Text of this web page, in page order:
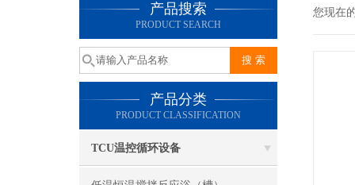
产品搜索
PRODUCT SEARCH
产品分类
PRODUCT CLASSIFICATION
TCU温控循环设备
您现在